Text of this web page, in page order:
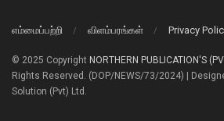
எம்மைப்பற்றி விளம்பரங்கள் Privacy
© 2025 Copyright NORTHERN PUBLICATION'S
Rights Reserved. (DOP/NEWS/73/2024) |
Solution (Pvt) Ltd.